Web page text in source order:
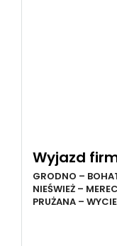
Wyjazd
GRODNO –
NIEŚWIEŻ –
PRUŻANA –